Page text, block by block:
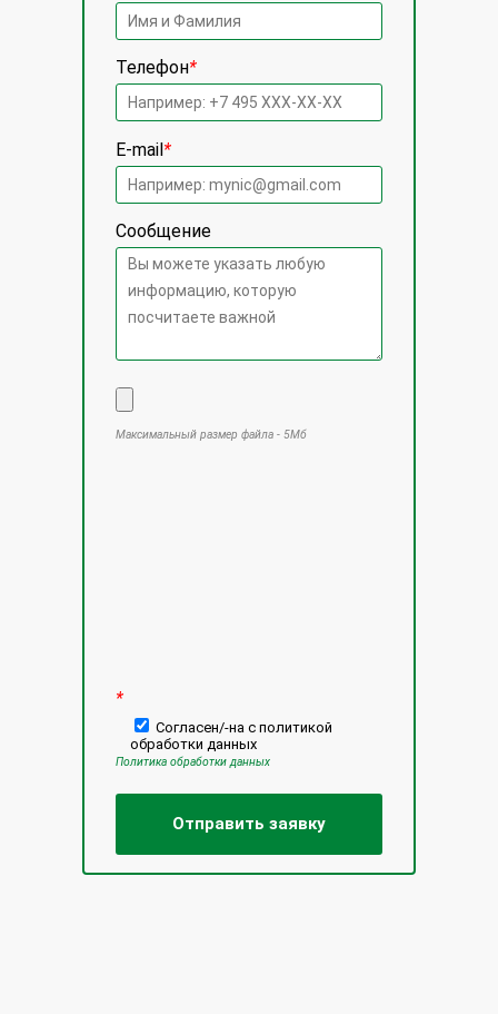
Телефон*
E-mail*
Сообщение
Максимальный размер файла - 5Мб
*
Согласен/-на с политикой
обработки данных
Политика обработки данных